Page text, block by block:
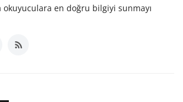
okuyuculara en doğru bilgiyi sunmayı